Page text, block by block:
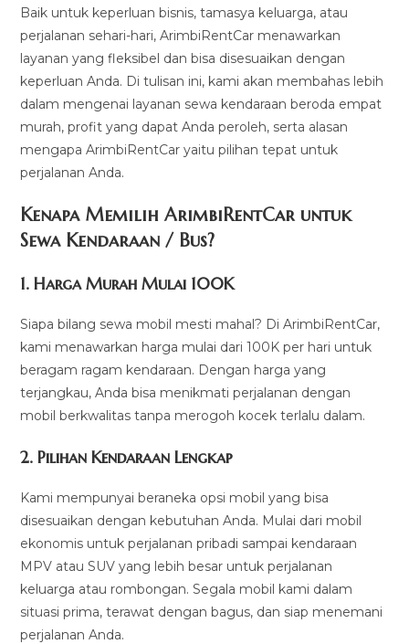
Baik untuk keperluan bisnis, tamasya keluarga, atau
perjalanan sehari-hari, ArimbiRentCar menawarkan
layanan yang fleksibel dan bisa disesuaikan dengan
keperluan Anda. Di tulisan ini, kami akan membahas lebih
dalam mengenai layanan sewa kendaraan beroda empat
murah, profit yang dapat Anda peroleh, serta alasan
mengapa ArimbiRentCar yaitu pilihan tepat untuk
perjalanan Anda.
Kenapa Memilih ArimbiRentCar untuk
Sewa Kendaraan / Bus?
1.Harga Murah Mulai 100K
Siapa bilang sewa mobil mesti mahal? Di ArimbiRentCar,
kami menawarkan harga mulai dari 100K per hari untuk
beragam ragam kendaraan. Dengan harga yang
terjangkau, Anda bisa menikmati perjalanan dengan
mobil berkwalitas tanpa merogoh kocek terlalu dalam.
2. Pilihan Kendaraan Lengkap
Kami mempunyai beraneka opsi mobil yang bisa
disesuaikan dengan kebutuhan Anda. Mulai dari mobil
ekonomis untuk perjalanan pribadi sampai kendaraan
MPV atau SUV yang lebih besar untuk perjalanan
keluarga atau rombongan. Segala mobil kami dalam
situasi prima, terawat dengan bagus, dan siap menemani
perjalanan Anda.